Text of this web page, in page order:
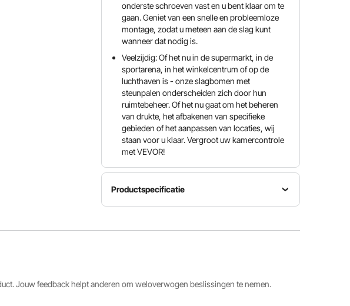
onderste schroeven vast en u bent klaar om te
gaan. Geniet van een snelle en probleemloze
montage, zodat u meteen aan de slag kunt
wanneer dat nodig is.
Veelzijdig: Of het nu in de supermarkt, in de
sportarena, in het winkelcentrum of op de
luchthaven is - onze slagbomen met
steunpalen onderscheiden zich door hun
ruimtebeheer. Of het nu gaat om het beheren
van drukte, het afbakenen van specifieke
gebieden of het aanpassen van locaties, wij
staan ​​voor u klaar. Vergroot uw kamercontrole
met VEVOR!
Productspecificatie
en
33,66
Jouw feedback helpt anderen om weloverwogen beslissingen te nemen.